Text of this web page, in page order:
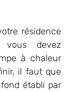
résidence
devez
à chaleur
il faut que
établi par